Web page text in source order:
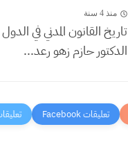
منذ 4 سنة
تاريخ القانون المدني في
الدكتور حازم زهو رعد...